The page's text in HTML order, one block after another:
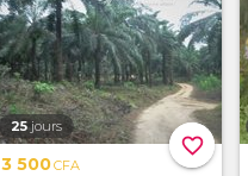
favorite_border
25 jours
3 500CFA